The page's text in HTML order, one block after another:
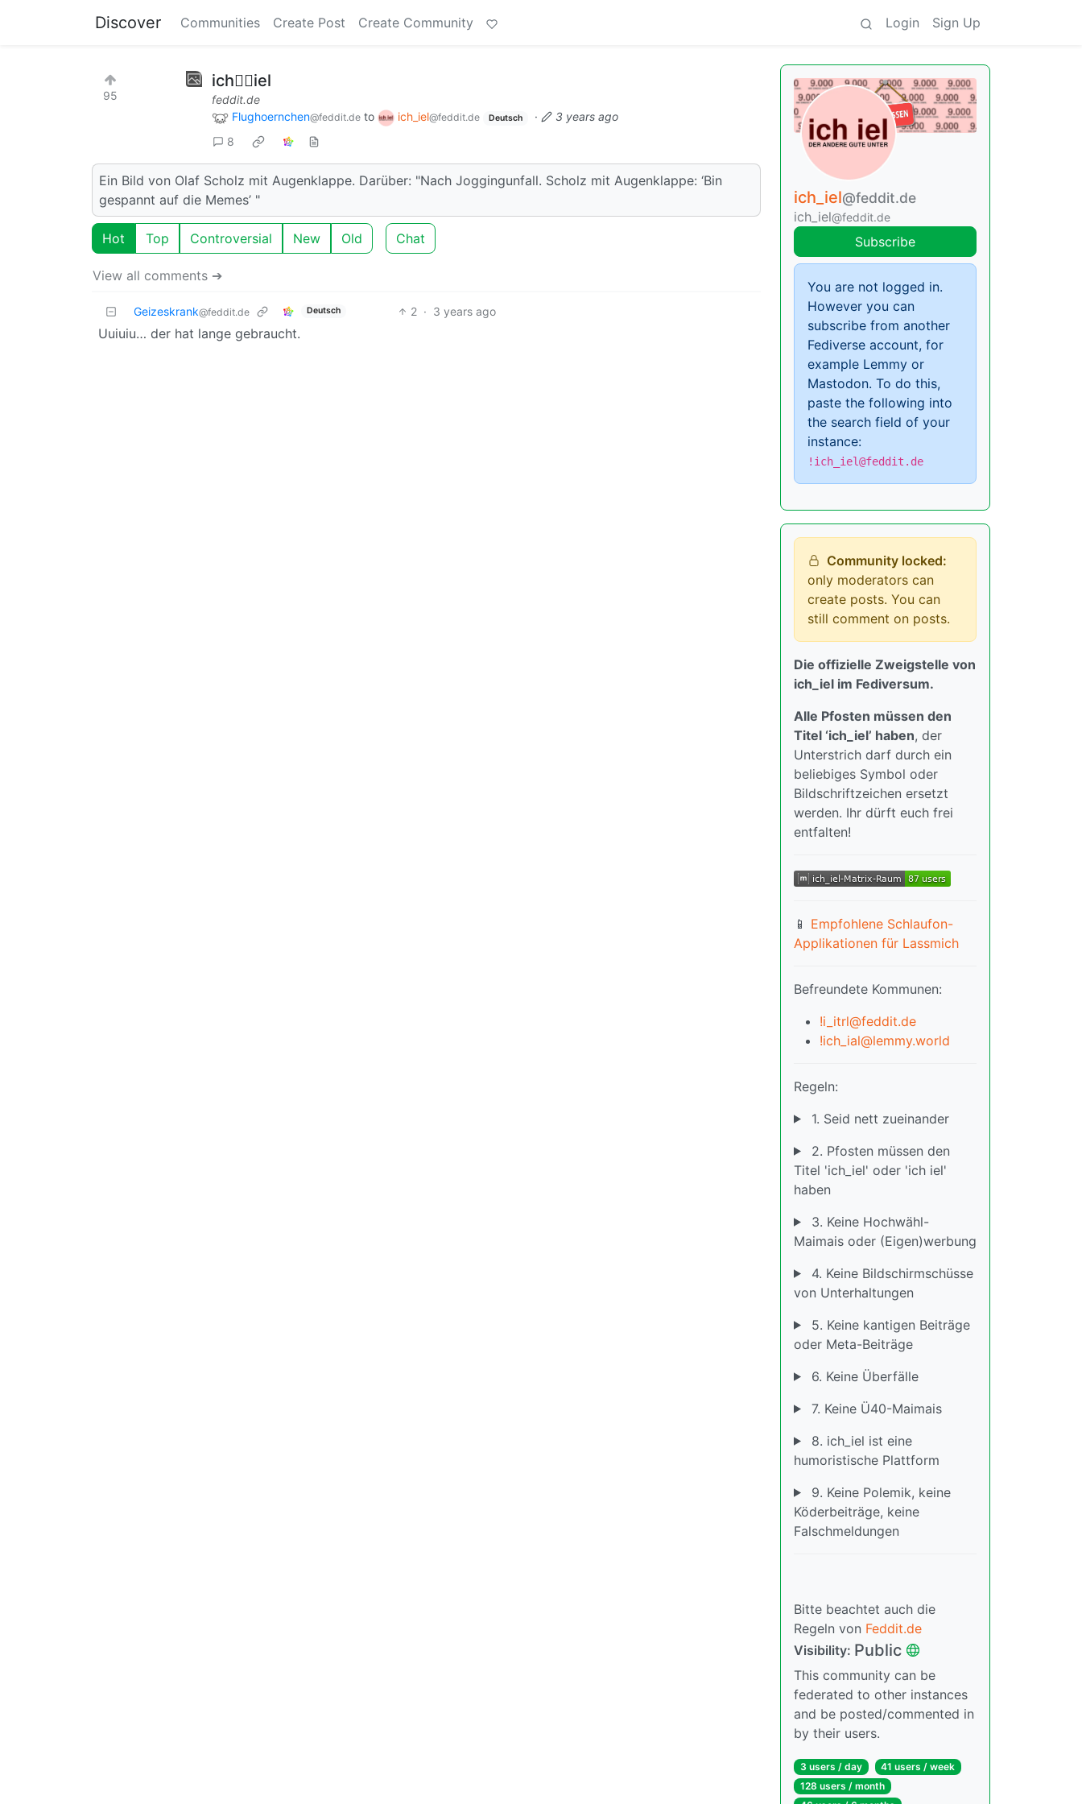
Discover Communities Create Post Create Community Login Sign Up
95
ich🏴‍☠️iel
feddit.de
Flughoernchen@feddit.de to ich_iel@feddit.de Deutsch ·
3 years ago
8
Ein Bild von Olaf Scholz mit Augenklappe. Darüber: "Nach Joggingunfall. Scholz mit Augenklappe: ‘Bin
gespannt auf die Memes’ "
Hot Top Controversial New Old Chat
View all comments ➔
Geizeskrank@feddit.de Deutsch 2 · 3 years ago
Uuiuiu… der hat lange gebraucht.
ich_iel@feddit.de
ich_iel@feddit.de
Subscribe
You are not logged in.
However you can
subscribe from another
Fediverse account, for
example Lemmy or
Mastodon. To do this,
paste the following into
the search field of your
instance:
!ich_iel@feddit.de
Community locked:
only moderators can
create posts. You can
still comment on posts.
Die offizielle Zweigstelle von
ich_iel im Fediversum.
Alle Pfosten müssen den
Titel ‘ich_iel’ haben, der
Unterstrich darf durch ein
beliebiges Symbol oder
Bildschriftzeichen ersetzt
werden. Ihr dürft euch frei
entfalten!
📱 Empfohlene Schlaufon-
Applikationen für Lassmich
Befreundete Kommunen:
!i_itrl@feddit.de
!ich_ial@lemmy.world
Regeln:
1. Seid nett zueinander
2. Pfosten müssen den
Titel 'ich_iel' oder 'ich iel'
haben
3. Keine Hochwähl-
Maimais oder (Eigen)werbung
4. Keine Bildschirmschüsse
von Unterhaltungen
5. Keine kantigen Beiträge
oder Meta-Beiträge
6. Keine Überfälle
7. Keine Ü40-Maimais
8. ich_iel ist eine
humoristische Plattform
9. Keine Polemik, keine
Köderbeiträge, keine
Falschmeldungen
Bitte beachtet auch die
Regeln von Feddit.de
Visibility: Public
This community can be
federated to other instances
and be posted/commented in
by their users.
3 users / day
41 users / week
128 users / month